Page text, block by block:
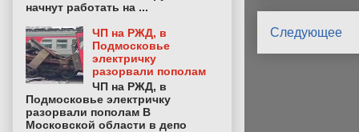
Следующее
начнут работать на ...
ЧП на РЖД, в
Подмосковье
электричку
разорвали пополам
ЧП на РЖД, в
Подмосковье электричку
разорвали пополам В
Московской области в депо